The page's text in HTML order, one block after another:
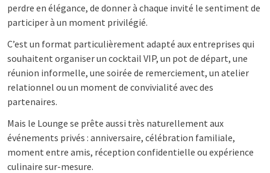
perdre en élégance, de donner à chaque invité le sentiment de
participer à un moment privilégié.
C’est un format particulièrement adapté aux entreprises qui
souhaitent organiser un cocktail VIP, un pot de départ, une
réunion informelle, une soirée de remerciement, un atelier
relationnel ou un moment de convivialité avec des
partenaires.
Mais le Lounge se prête aussi très naturellement aux
événements privés : anniversaire, célébration familiale,
moment entre amis, réception confidentielle ou expérience
culinaire sur-mesure.